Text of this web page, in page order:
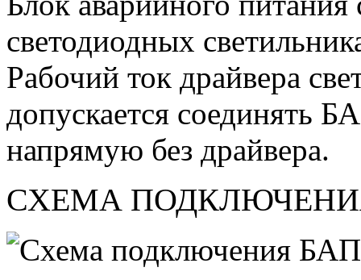
светодиодных
Рабочий ток драйвера
допускается соединять
напрямую без драйвера.
СХЕМА